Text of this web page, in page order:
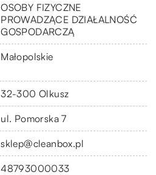
OSOBY FIZYCZNE
PROWADZĄCE DZIAŁALNOŚĆ
GOSPODARCZĄ
Małopolskie
32-300 Olkusz
ul. Pomorska 7
sklep@cleanbox.pl
48793000033